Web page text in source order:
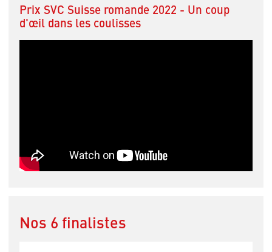
Prix SVC Suisse romande 2022 - Un coup
d'œil dans les coulisses
Nos 6 finalistes